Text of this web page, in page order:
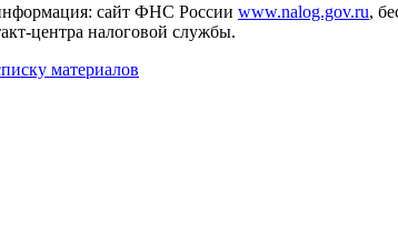
сайт ФНС России www.nalog.gov.ru,
центра налоговой службы.
материалов